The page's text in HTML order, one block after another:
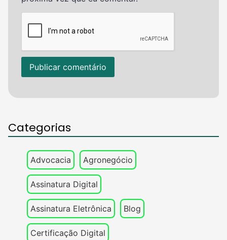
Categorias
Advocacia Agronegócio
Assinatura Digital
Assinatura Eletrônica Blog
Certificação Digital